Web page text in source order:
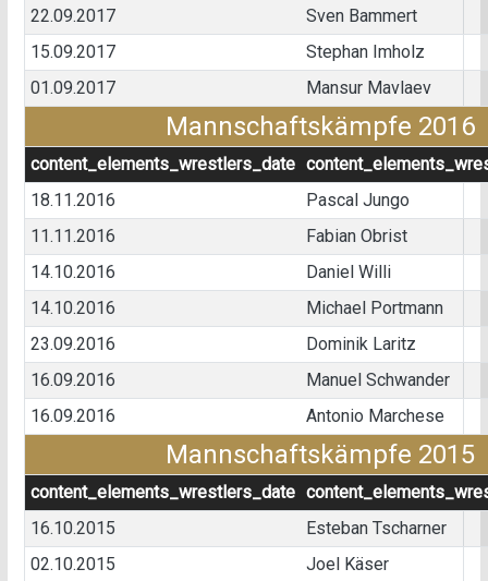
22.09.2017
Sven Bammert
15.09.2017
Stephan Imholz
01.09.2017
Mansur Mavlaev
Mannschaftskämpfe 2016
content_elements_wrestlers_date
18.11.2016
Pascal Jungo
11.11.2016
Fabian Obrist
14.10.2016
Daniel Willi
14.10.2016
Michael Portmann
23.09.2016
Dominik Laritz
16.09.2016
Manuel Schwander
16.09.2016
Antonio Marchese
Mannschaftskämpfe 2015
content_elements_wrestlers_date
16.10.2015
Esteban Tscharner
02.10.2015
Joel Käser